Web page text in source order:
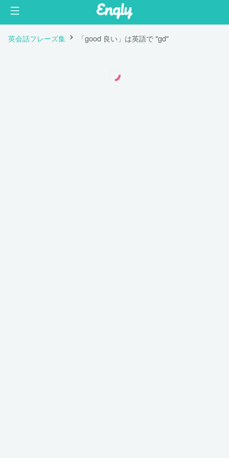
英会話フレーズ集 「good 良い」は英語で "gd"